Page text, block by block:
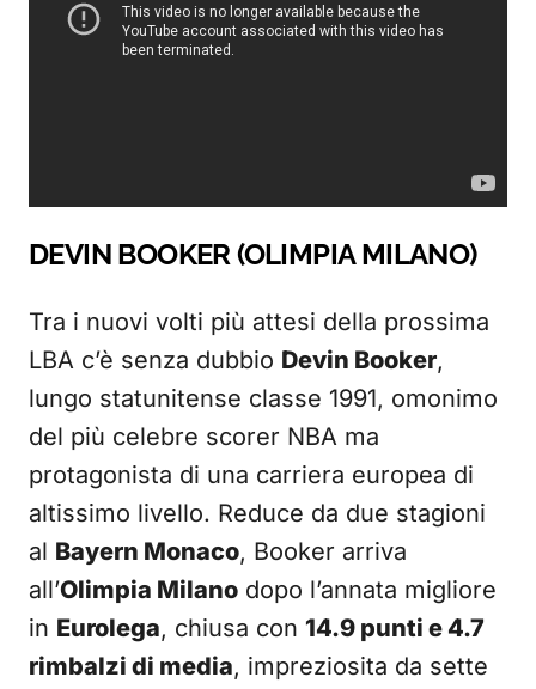
DEVIN BOOKER (OLIMPIA MILANO)
Tra i nuovi volti più attesi della prossima
LBA c’è senza dubbio Devin Booker,
lungo statunitense classe 1991, omonimo
del più celebre scorer NBA ma
protagonista di una carriera europea di
altissimo livello. Reduce da due stagioni
al Bayern Monaco, Booker arriva
all’Olimpia Milano dopo l’annata migliore
in Eurolega, chiusa con 14.9 punti e 4.7
rimbalzi di media, impreziosita da sette